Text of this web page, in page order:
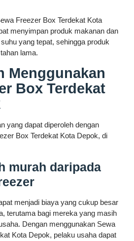
Freezer Box Terdekat Kota
menyimpan produk makanan dan
yang tepat, sehingga produk
lama.
Menggunakan
Box Terdekat
yang dapat diperoleh dengan
Box Terdekat Kota Depok, di
murah daripada
menjadi biaya yang cukup besar
terutama bagi mereka yang masih
Dengan menggunakan Sewa
Kota Depok, pelaku usaha dapat